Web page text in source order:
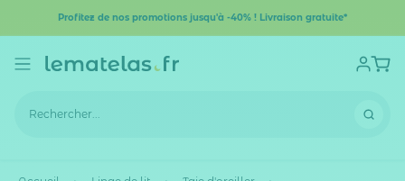
Profitez de nos promotions jusqu'à -40% ! Livraison gratuite*